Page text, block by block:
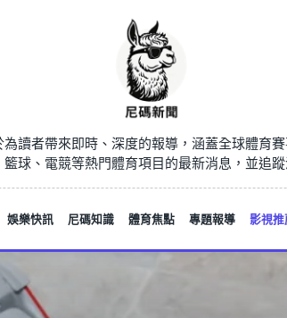
讀者帶來即時、深度的報導，涵蓋全球體育
球、電競等熱門體育項目的最新消息，並追
娛樂快訊 尼碼知識 體育焦點 專題報導 影視推